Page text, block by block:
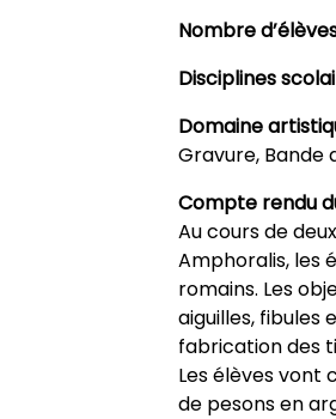
Nombre
Disciplines
Domaine
Gravure, Bande
Compte rendu
Au cours de
Amphoralis, les
romains. Les
aiguilles, fibules
fabrication des
Les élèves vont
de pesons en